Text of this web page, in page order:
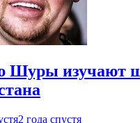
Шуры изучают
2 года спустя